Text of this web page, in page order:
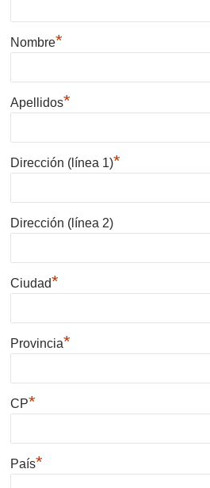
Nombre*
Apellidos*
Dirección (línea 1)*
Dirección (línea 2)
Ciudad*
Provincia*
CP*
País*